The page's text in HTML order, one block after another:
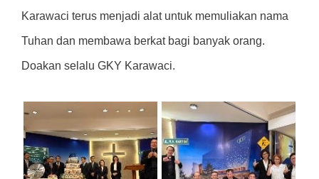
Karawaci terus menjadi alat untuk memuliakan nama
Tuhan dan membawa berkat bagi banyak orang.
Doakan selalu GKY Karawaci.